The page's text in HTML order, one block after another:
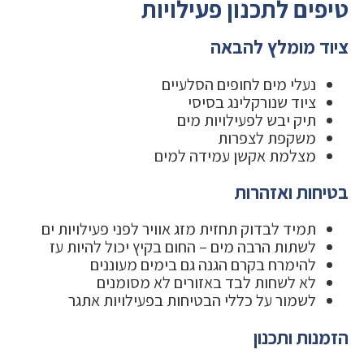
טיפים לתכנון פעילויות
ציוד מומלץ להבאה
נעלי מים לחופים הסלעיים
ציוד שנורקלינג בסיסי
תיק יבש לפעילויות מים
משקפת לצפרות
מצלמת אקשן עמידה למים
בטיחות ואזהרות
תמיד לבדוק תחזית מזג אוויר לפני פעילויות ים
לשתות הרבה מים – החום בקיץ יכול להיות עז
להימרח בקרם הגנה גם בימים מעוננים
לא לשחות לבד באזורים לא מסומנים
לשמור על כללי הבטיחות בפעילויות אתגר
הזמנות ותכנון